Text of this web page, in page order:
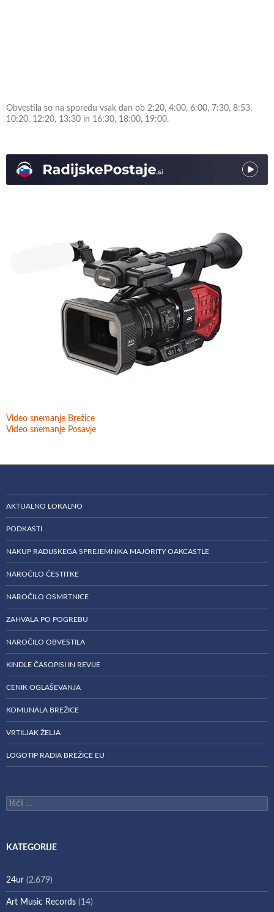
Obvestila so na sporedu vsak dan ob 2:20, 4:00, 6:00, 7:30, 8:53,
10:20, 12:20, 13:30 in 16:30, 18:00, 19:00.
Video snemanje Brežice
Video snemanje Posavje
AKTUALNO LOKALNO
PODKASTI
NAKUP RADIJSKEGA SPREJEMNIKA MAJORITY OAKCASTLE
NAROČILO ČESTITKE
NAROČILO OSMRTNICE
ZAHVALA PO POGREBU
NAROČILO OBVESTILA
KINDLE ČASOPISI IN REVIJE
CENIK OGLAŠEVANJA
KOMUNALA BREŽICE
VRTILJAK ŽELJA
LOGOTIP RADIA BREŽICE EU
Išči:
KATEGORIJE
24ur (2.679)
Art Music Records (14)